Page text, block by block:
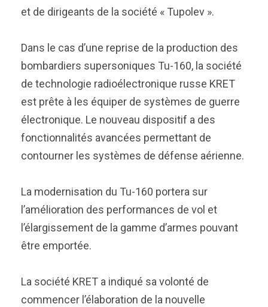
et de dirigeants de la société « Tupolev ».
Dans le cas d’une reprise de la production des
bombardiers supersoniques Tu-160, la société
de technologie radioélectronique russe KRET
est prête à les équiper de systèmes de guerre
électronique. Le nouveau dispositif a des
fonctionnalités avancées permettant de
contourner les systèmes de défense aérienne.
La modernisation du Tu-160 portera sur
l’amélioration des performances de vol et
l’élargissement de la gamme d’armes pouvant
être emportée.
La société KRET a indiqué sa volonté de
commencer l’élaboration de la nouvelle